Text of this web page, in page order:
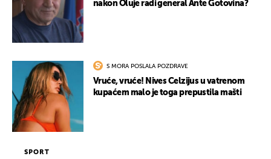
nakon Oluje radi general Ante Gotovina?
S MORA POSLALA POZDRAVE
Vruće, vruće! Nives Celzijus u vatrenom
kupaćem malo je toga prepustila mašti
SPORT